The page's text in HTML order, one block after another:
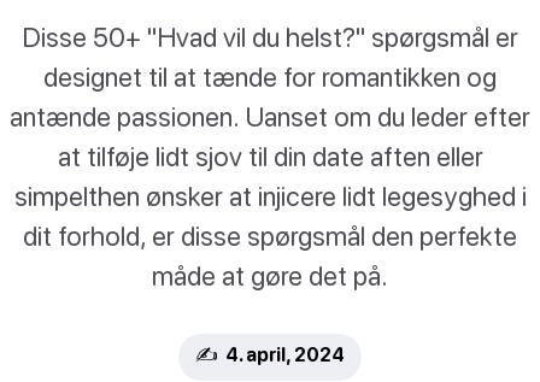
Disse 50+ "Hvad vil du helst?" spørgsmål er
designet til at tænde for romantikken og
antænde passionen. Uanset om du leder efter
at tilføje lidt sjov til din date aften eller
simpelthen ønsker at injicere lidt legesyghed i
dit forhold, er disse spørgsmål den perfekte
måde at gøre det på.
✍️ 4. april, 2024